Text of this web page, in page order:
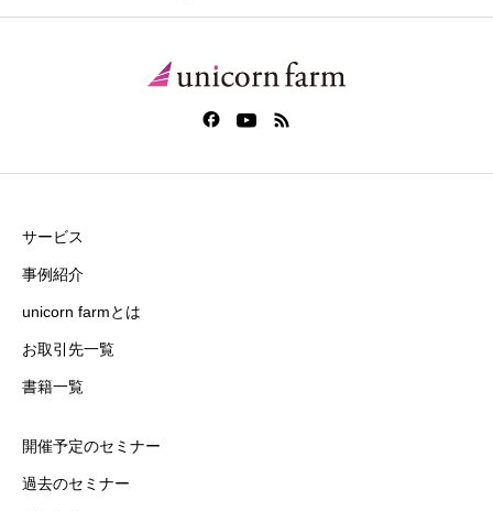
サービス
事例紹介
unicorn farmとは
お取引先一覧
書籍一覧
開催予定のセミナー
過去のセミナー